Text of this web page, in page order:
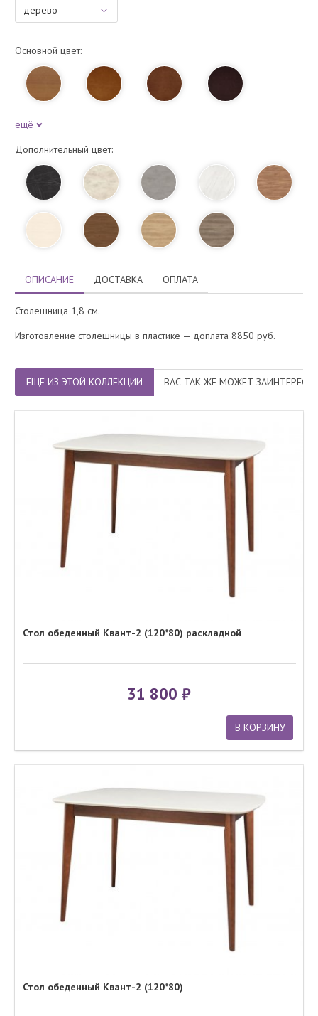
Основной цвет:
ещё
Дополнительный цвет:
ОПИСАНИЕ ДОСТАВКА ОПЛАТА
Столешница 1,8 см.
Изготовление столешницы в пластике — доплата 8850 руб.
ЕЩЁ ИЗ ЭТОЙ КОЛЛЕКЦИИ ВАС ТАК ЖЕ МОЖЕТ
Стол обеденный Квант-2 (120*80) раскладной
31 800
В КОРЗИНУ
Стол обеденный Квант-2 (120*80)